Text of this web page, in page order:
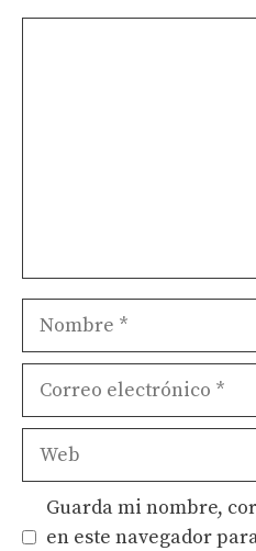
Nombre
Correo
Web
Guarda mi nombre,
en este navegador